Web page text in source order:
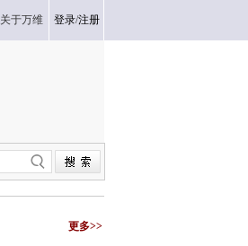
关于万维 登录/注册
更多>>